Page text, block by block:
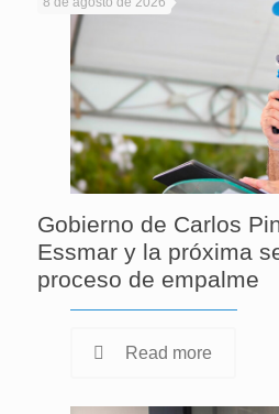
Gobierno de Carlos
Essmar y la próxima
proceso de empalme
Read more